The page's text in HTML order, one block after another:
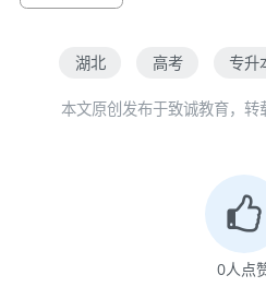
营服务、物联网与智能技
本专业旨在培养能够
子信息技术人才，帮助学
质量发展对专业人才的迫
湖北 高考 专升
本文原创发布于致诚教育，
0人点